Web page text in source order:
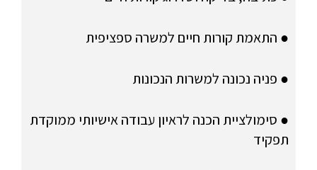
● התאמת קורות חיים למשרה ספציפית
● פניה נכונה למשרות הנכונות
● סימולציית הכנה לראיון עבודה אישיותי ממוקדת
תפקיד